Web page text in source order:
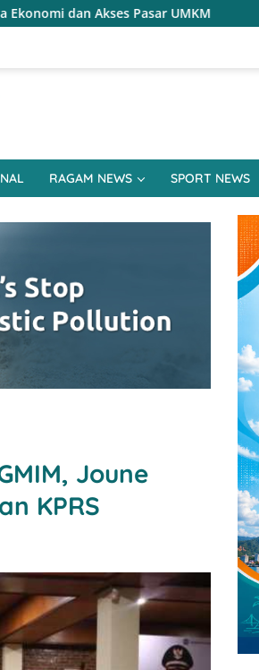
Terapkan Reses Realistis
RAGAM NEWS SPORT NEWS
Joune
KPRS